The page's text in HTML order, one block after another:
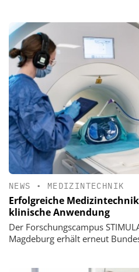
NEWS • MEDIZINTECHNIK
Erfolgreiche
klinische Anwendung
Der Forschungscampus
Magdeburg erhält erneut